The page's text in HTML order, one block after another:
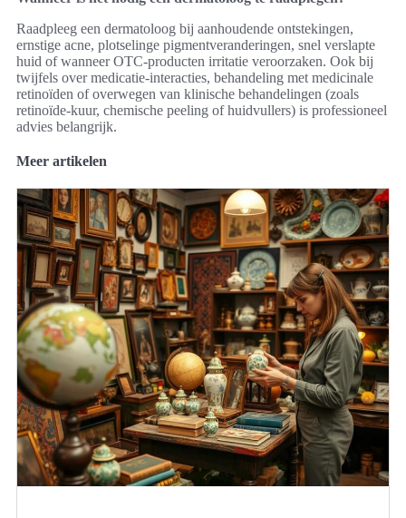
Raadpleeg een dermatoloog bij aanhoudende ontstekingen,
ernstige acne, plotselinge pigmentveranderingen, snel verslapte
huid of wanneer OTC-producten irritatie veroorzaken. Ook bij
twijfels over medicatie-interacties, behandeling met medicinale
retinoïden of overwegen van klinische behandelingen (zoals
retinoïde-kuur, chemische peeling of huidvullers) is professioneel
advies belangrijk.
Meer artikelen